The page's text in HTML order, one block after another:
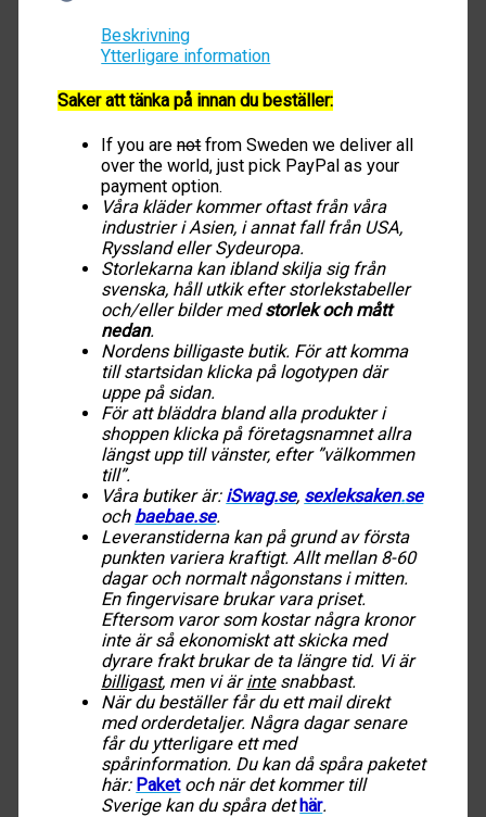
Beskrivning
Ytterligare information
Saker att tänka på innan du beställer:
If you arenotfrom Sweden we deliver all
over the world, just pick PayPal as your
payment option.
Våra kläder kommer oftast från våra
industrier i Asien, i annat fall från USA,
Ryssland eller Sydeuropa.
Storlekarna kan ibland skilja sig från
svenska, håll utkik efter storlekstabeller
och/eller bilder medstorlek och mått
nedan.
Nordens billigaste butik. För att komma
till startsidan klicka på logotypen där
uppe på sidan.
För att bläddra bland alla produkter i
shoppen klicka på företagsnamnet allra
längst upp till vänster, efter ”välkommen
till”.
Våra butiker är: iSwag.se, sexleksaken.se
och baebae.se.
Leveranstiderna kan på grund av första
punkten variera kraftigt. Allt mellan 8-60
dagar och normalt någonstans i mitten.
En fingervisare brukar vara priset.
Eftersom varor som kostar några kronor
inte är så ekonomiskt att skicka med
dyrare frakt brukar de ta längre tid. Vi är
billigast, men vi ärintesnabbast.
När du beställer får du ett mail direkt
med orderdetaljer. Några dagar senare
får du ytterligare ett med
spårinformation. Du kan då spåra paketet
här: Paket och när det kommer till
Sverige kan du spåra dethär.